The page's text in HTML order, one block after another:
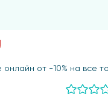
онлайн от -10% на все